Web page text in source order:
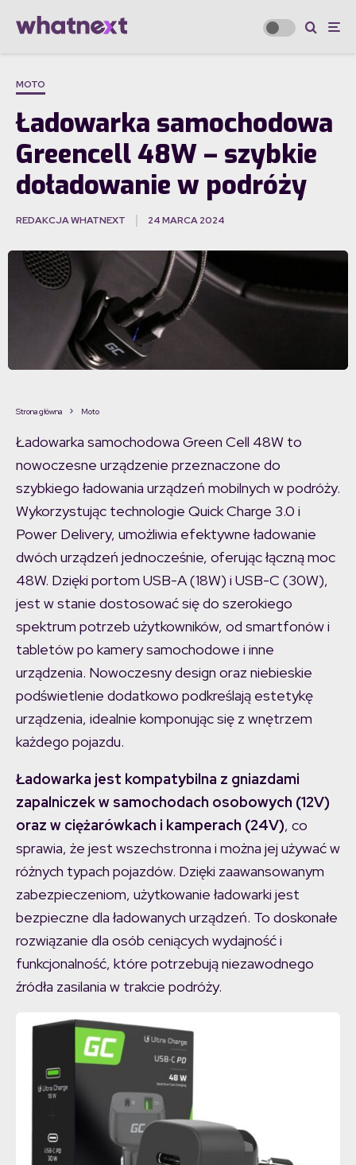
MOTO
Ładowarka samochodowa
Greencell 48W – szybkie
doładowanie w podróży
REDAKCJA WHATNEXT 24 MARCA 2024
Strona główna Moto
Ładowarka samochodowa Green Cell 48W to
nowoczesne urządzenie przeznaczone do
szybkiego ładowania urządzeń mobilnych w podróży.
Wykorzystując technologie Quick Charge 3.0 i
Power Delivery, umożliwia efektywne ładowanie
dwóch urządzeń jednocześnie, oferując łączną moc
48W. Dzięki portom USB-A (18W) i USB-C (30W),
jest w stanie dostosować się do szerokiego
spektrum potrzeb użytkowników, od smartfonów i
tabletów po kamery samochodowe i inne
urządzenia. Nowoczesny design oraz niebieskie
podświetlenie dodatkowo podkreślają estetykę
urządzenia, idealnie komponując się z wnętrzem
każdego pojazdu​.
Ładowarka jest kompatybilna z gniazdami
zapalniczek w samochodach osobowych (12V)
oraz w ciężarówkach i kamperach (24V), co
sprawia, że jest wszechstronna i można jej używać w
różnych typach pojazdów. Dzięki zaawansowanym
zabezpieczeniom, użytkowanie ładowarki jest
bezpieczne dla ładowanych urządzeń. To doskonałe
rozwiązanie dla osób ceniących wydajność i
funkcjonalność, które potrzebują niezawodnego
źródła zasilania w trakcie podróży​.